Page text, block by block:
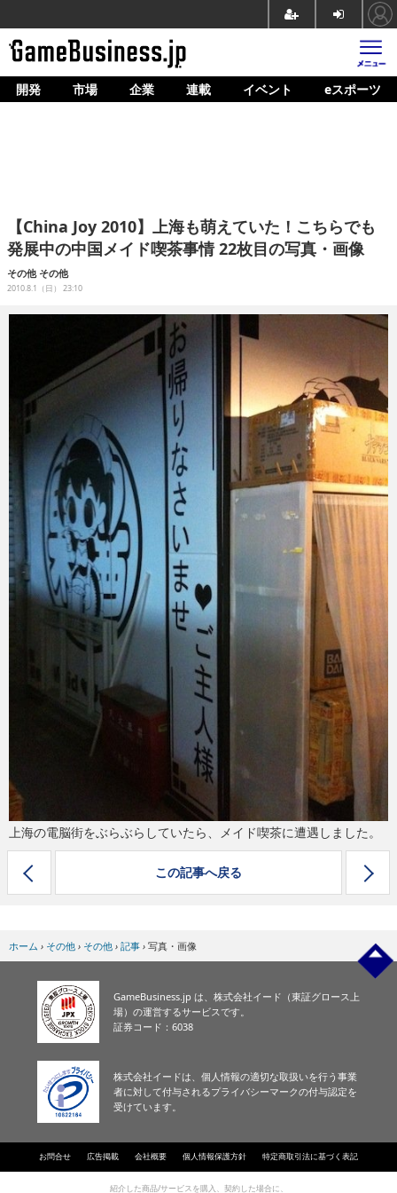
ホーム
企業動向
人材育成
イベント/セミナー
eスポーツ
開発 市場 企業 連載 イベント eスポーツ
【China Joy 2010】上海も萌えていた！こちらでも
発展中の中国メイド喫茶事情 22枚目の写真・画像
その他 その他
2010.8.1（日） 23:10
上海の電脳街をぶらぶらしていたら、メイド喫茶に遭遇しました。
この記事へ戻る
ホーム › その他 › その他 › 記事 › 写真・画像
GameBusiness.jp は、株式会社イード（東証グロース上
場）の運営するサービスです。
証券コード：6038
株式会社イードは、個人情報の適切な取扱いを行う事業
者に対して付与されるプライバシーマークの付与認定を
受けています。
お問合せ 広告掲載 会社概要 個人情報保護方針 特定商取引法に基づく表記
紹介した商品/サービスを購入、契約した場合に、